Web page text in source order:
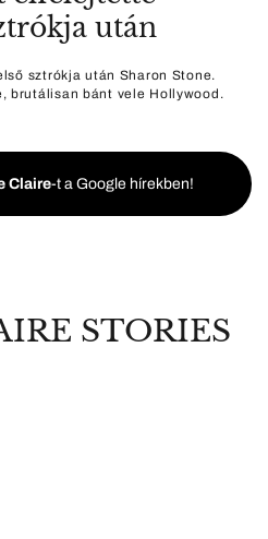
után
sztrókja után Sharon Stone.
brutálisan bánt vele Hollywood.
Claire-t a Google hírekben!
STORIES